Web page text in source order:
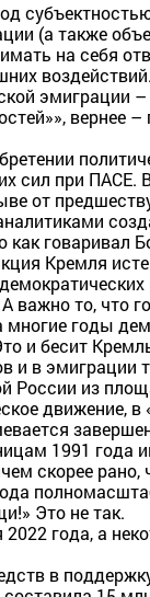
(а также
на себя
воздействий.
эмиграции
вернее
сил при ПАСЕ.
от
как говаривал
Кремля
важно то, что
годы
и бесит
и в эмиграции
России из
движение,
1991 года
скорее
Это не так.
года, а
в